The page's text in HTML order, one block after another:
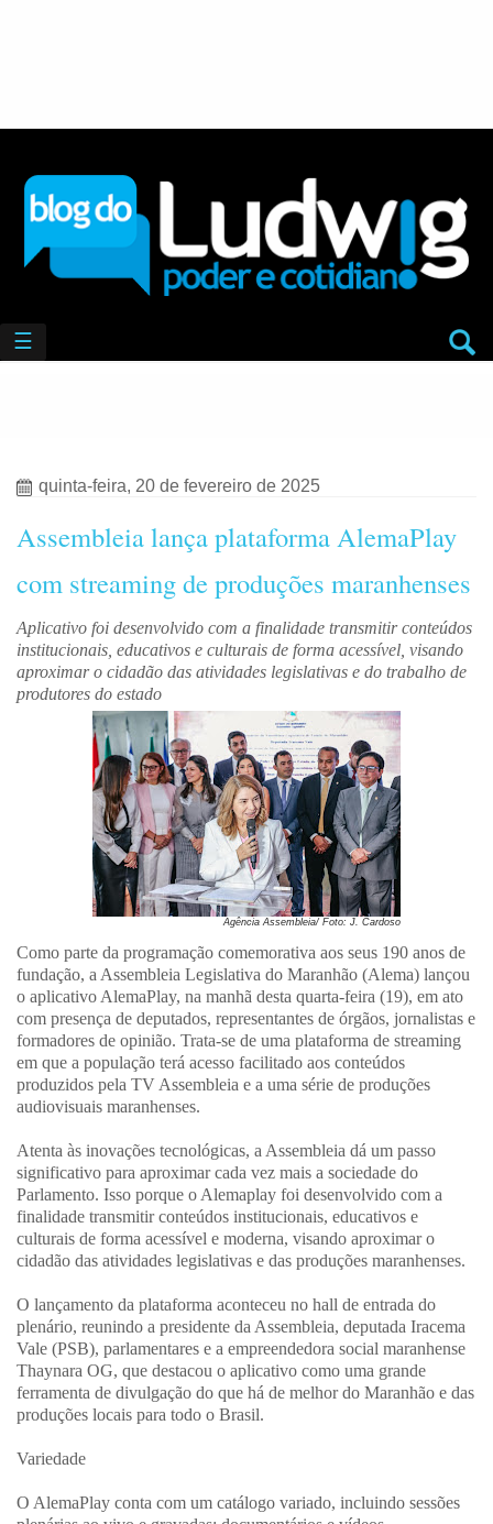
☰
quinta-feira, 20 de fevereiro de 2025
Assembleia lança plataforma AlemaPlay
com streaming de produções maranhenses
Aplicativo foi desenvolvido com a finalidade transmitir conteúdos
institucionais, educativos e culturais de forma acessível, visando
aproximar o cidadão das atividades legislativas e do trabalho de
produtores do estado
Agência Assembleia/ Foto: J. Cardoso
Como parte da programação comemorativa aos seus 190 anos de
fundação, a Assembleia Legislativa do Maranhão (Alema) lançou
o aplicativo AlemaPlay, na manhã desta quarta-feira (19), em ato
com presença de deputados, representantes de órgãos, jornalistas e
formadores de opinião. Trata-se de uma plataforma de streaming
em que a população terá acesso facilitado aos conteúdos
produzidos pela TV Assembleia e a uma série de produções
audiovisuais maranhenses.
Atenta às inovações tecnológicas, a Assembleia dá um passo
significativo para aproximar cada vez mais a sociedade do
Parlamento. Isso porque o Alemaplay foi desenvolvido com a
finalidade transmitir conteúdos institucionais, educativos e
culturais de forma acessível e moderna, visando aproximar o
cidadão das atividades legislativas e das produções maranhenses.
O lançamento da plataforma aconteceu no hall de entrada do
plenário, reunindo a presidente da Assembleia, deputada Iracema
Vale (PSB), parlamentares e a empreendedora social maranhense
Thaynara OG, que destacou o aplicativo como uma grande
ferramenta de divulgação do que há de melhor do Maranhão e das
produções locais para todo o Brasil.
Variedade
O AlemaPlay conta com um catálogo variado, incluindo sessões